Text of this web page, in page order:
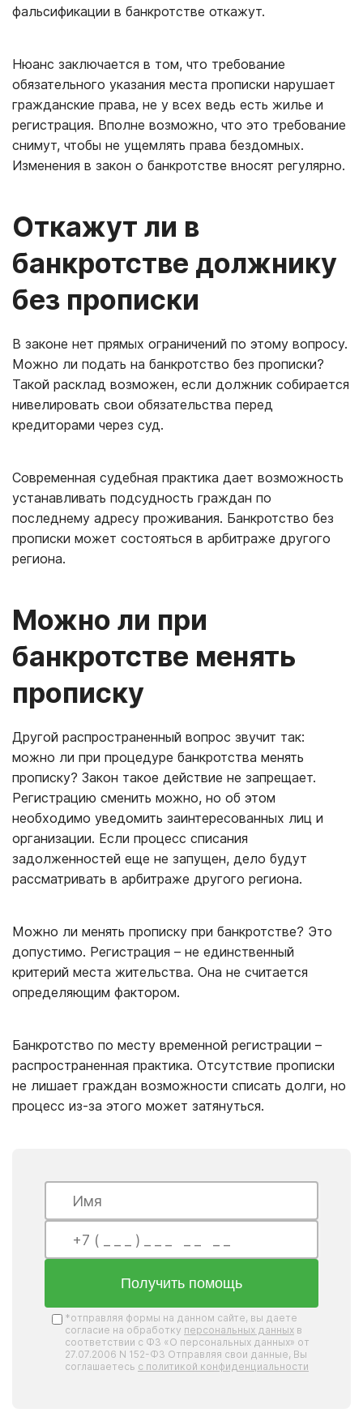
фальсификации в банкротстве откажут.
Нюанс заключается в том, что требование
обязательного указания места прописки нарушает
гражданские права, не у всех ведь есть жилье и
регистрация. Вполне возможно, что это требование
снимут, чтобы не ущемлять права бездомных.
Изменения в закон о банкротстве вносят регулярно.
Откажут ли в
банкротстве должнику
без прописки
В законе нет прямых ограничений по этому вопросу.
Можно ли подать на банкротство без прописки?
Такой расклад возможен, если должник собирается
нивелировать свои обязательства перед
кредиторами через суд.
Современная судебная практика дает возможность
устанавливать подсудность граждан по
последнему адресу проживания. Банкротство без
прописки может состояться в арбитраже другого
региона.
Можно ли при
банкротстве менять
прописку
Другой распространенный вопрос звучит так:
можно ли при процедуре банкротства менять
прописку? Закон такое действие не запрещает.
Регистрацию сменить можно, но об этом
необходимо уведомить заинтересованных лиц и
организации. Если процесс списания
задолженностей еще не запущен, дело будут
рассматривать в арбитраже другого региона.
Можно ли менять прописку при банкротстве? Это
допустимо. Регистрация – не единственный
критерий места жительства. Она не считается
определяющим фактором.
Банкротство по месту временной регистрации –
распространенная практика. Отсутствие прописки
не лишает граждан возможности списать долги, но
процесс из-за этого может затянуться.
Получить помощь
*отправляя формы на данном сайте, вы даете
согласие на обработку персональных данных в
соответствии с ФЗ «О персональных данных» от
27.07.2006 N 152-ФЗ Отправляя свои данные, Вы
соглашаетесь с политикой конфиденциальности